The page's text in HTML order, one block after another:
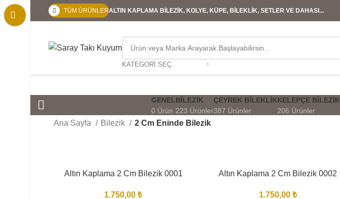
TÜM ÜRÜNLERALTIN KAPLAMA BİLEZİK, KOLYE, KÜPE, BİLEKLİK, SETLER VE DAHASI...
KATEGORI SEÇ
GENEL
0 Ürün
BILEZIK
223 Ürünler
ÇEYREK BILEKLIK
387 Ürünler
KELEPÇE BILEZIK
206 Ürünler
Ana Sayfa Bilezik 2 Cm Eninde Bilezik
Altın Kaplama 2 Cm Bilezik 0001
1.750,00₺
Altın Kaplama 2 Cm Bilezik 0002
1.750,00 ₺